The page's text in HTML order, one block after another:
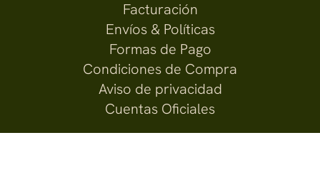
Facturación
Envíos & Políticas
Formas de Pago
Condiciones de Compra
Aviso de privacidad
Cuentas Oficiales